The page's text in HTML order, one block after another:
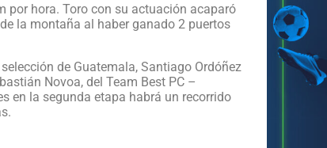
por hora. Toro con su actuación acaparó
la montaña al haber ganado 2 puertos
de Guatemala, Santiago Ordóñez
Novoa, del Team Best PC –
en la segunda etapa habrá un recorrido